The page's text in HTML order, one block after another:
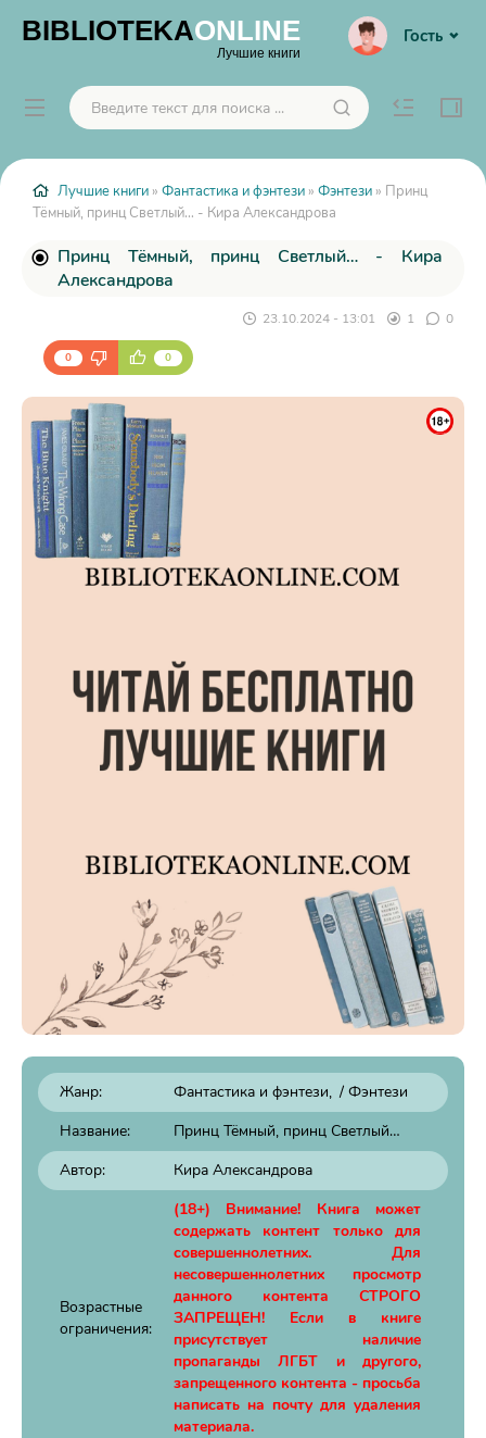
BIBLIOTEKAONLINE
Лучшие книги
Гость
Лучшие книги » Фантастика и фэнтези » Фэнтези » Принц
Тёмный, принц Светлый… - Кира Александрова
Принц Тёмный, принц Светлый… - Кира
Александрова
23.10.2024 - 13:01 1 0
0 0
Жанр: Фантастика и фэнтези / Фэнтези
Название:
Принц Тёмный, принц Светлый…
Автор:
Кира Александрова
Возрастные
ограничения:
(18+) Внимание! Книга может
содержать контент только для
совершеннолетних. Для
несовершеннолетних просмотр
данного контента СТРОГО
ЗАПРЕЩЕН! Если в книге
присутствует наличие
пропаганды ЛГБТ и другого,
запрещенного контента - просьба
написать на почту для удаления
материала.